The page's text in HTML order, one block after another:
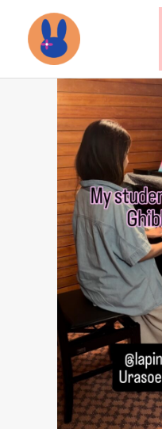
ス